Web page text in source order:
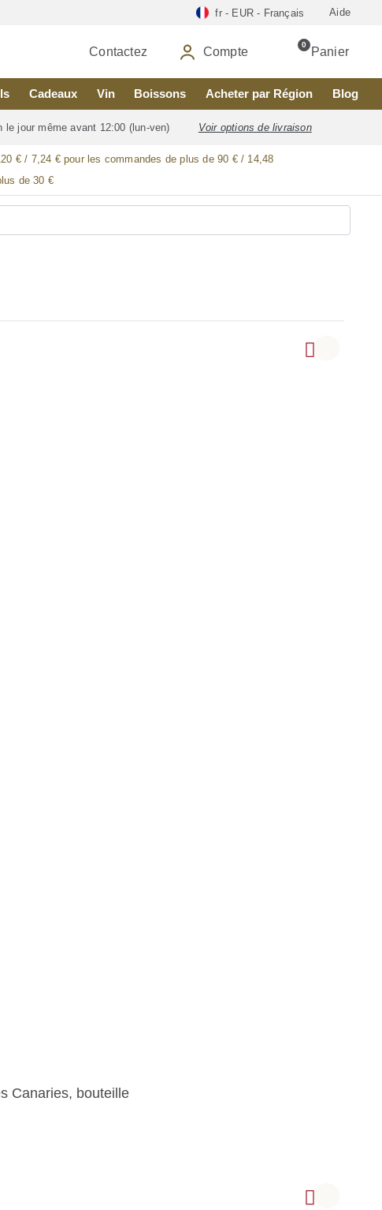
fr - EUR - Français Aide
Contactez Compte 0 Panier
Cadeaux Vin Boissons Acheter par Région Blog
le jour même avant 12:00 (lun-ven) Voir options de livraison
€ / 7,24 € pour les commandes de plus de 90 € / 14,48
de 30 €
Canaries, bouteille